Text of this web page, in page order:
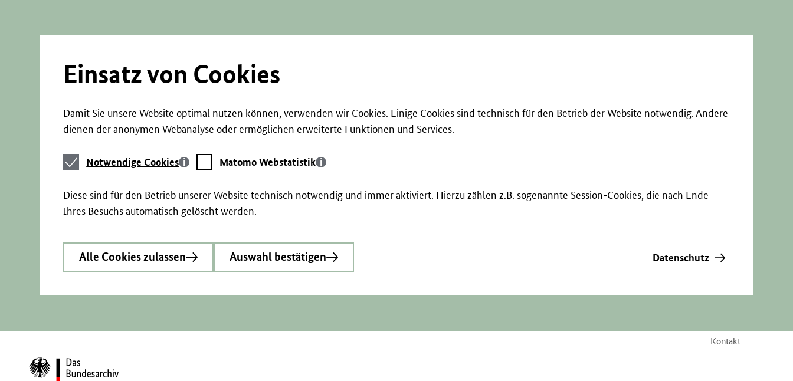
Einsatz von Cookies
Damit Sie unsere Website optimal nutzen können, verwenden wir Cookies. Einige Cookies sind technisch für den Betrieb der Website notwendig. Andere
dienen der anonymen Webanalyse oder ermöglichen erweiterte Funktionen und Services.
Notwendige
Cookies
Notwendige Cookies
Matomo
Webstatistik
Matomo Webstatistik
Diese sind für den Betrieb unserer Website technisch notwendig und immer aktiviert. Hierzu zählen z.B. sogenannte Session-Cookies, die nach Ende
Ihres Besuchs automatisch gelöscht werden.
Alle Cookies zulassen Auswahl bestätigen Datenschutz
Kontakt
Zur
Startseite